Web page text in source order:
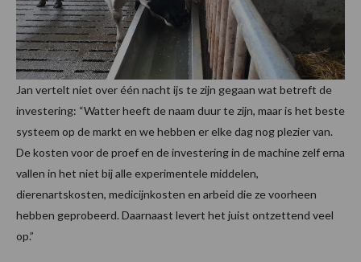
Jan vertelt niet over één nacht ijs te zijn gegaan wat betreft de
investering: “Watter heeft de naam duur te zijn, maar is het beste
systeem op de markt en we hebben er elke dag nog plezier van.
De kosten voor de proef en de investering in de machine zelf erna
vallen in het niet bij alle experimentele middelen,
dierenartskosten, medicijnkosten en arbeid die ze voorheen
hebben geprobeerd. Daarnaast levert het juist ontzettend veel
op.”